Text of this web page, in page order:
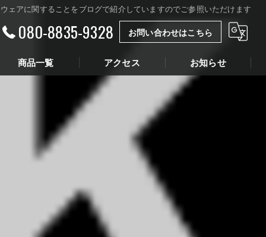
ェアに関することをブログで紹介していますのでご参照いただけます
080-8835-9328 お問い合わせはこちら
商品一覧 アクセス
ロイコース
お知らせ